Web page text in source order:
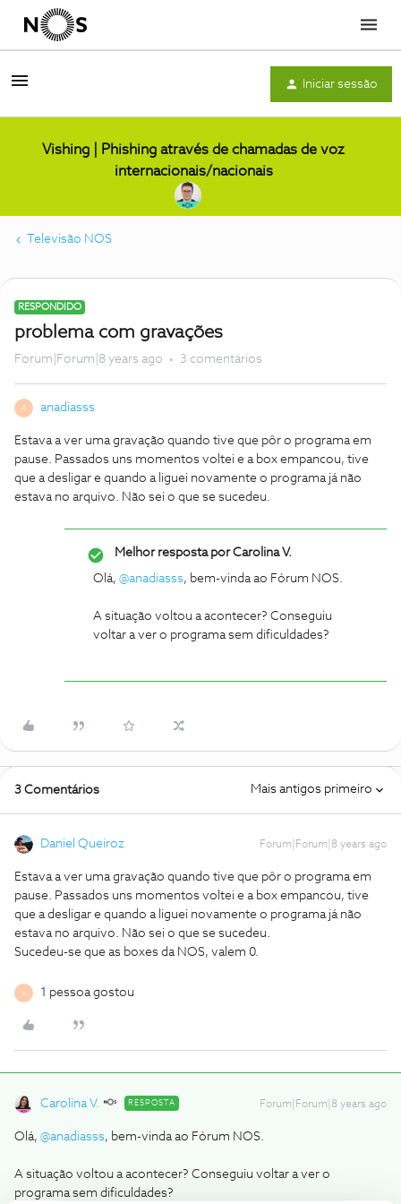
Menu
Iniciar sessão
Vishing | Phishing através de chamadas de voz
internacionais/nacionais
Televisão NOS
RESPONDIDO
problema com gravações
Forum|Forum|8 years ago 3 comentários
A anadiasss
Estava a ver uma gravação quando tive que pôr o programa em
pause. Passados uns momentos voltei e a box empancou, tive
que a desligar e quando a liguei novamente o programa já não
estava no arquivo. Não sei o que se sucedeu.
Melhor resposta porCarolina V.
Olá, @anadiasss, bem-vinda ao Fórum NOS.
A situação voltou a acontecer? Conseguiu
voltar a ver o programa sem dificuldades?
3 Comentários Mais antigos primeiro
Daniel Queiroz Forum|Forum|8 years ago
Estava a ver uma gravação quando tive que pôr o programa em
pause. Passados uns momentos voltei e a box empancou, tive
que a desligar e quando a liguei novamente o programa já não
estava no arquivo. Não sei o que se sucedeu.
Sucedeu-se que as boxes da NOS, valem 0.
A 1 pessoa gostou
Carolina V. RESPOSTA Forum|Forum|8 years ago
Olá, @anadiasss, bem-vinda ao Fórum NOS.
A situação voltou a acontecer? Conseguiu voltar a ver o
programa sem dificuldades?